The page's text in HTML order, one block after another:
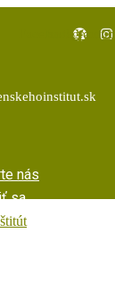
InstagramYoutube
nás
sa